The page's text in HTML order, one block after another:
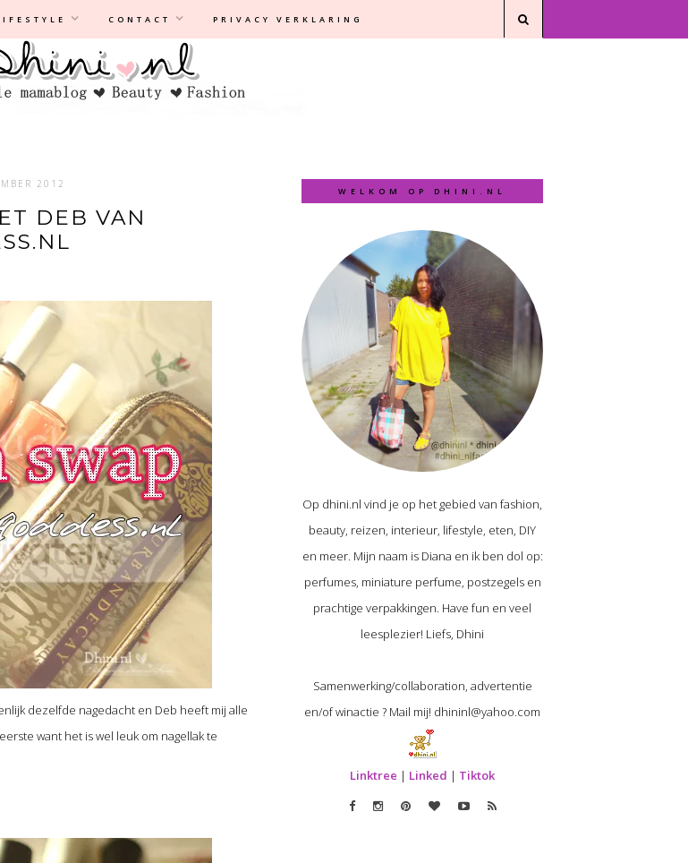
CONTACT PRIVACY VERKLARING
Privacyverklaring |Disclaimer
2012
DEB VAN
dezelfde nagedacht en Deb heeft mij alle
want het is wel leuk om nagellak te
WELKOM OP DHINI.NL
Op dhini.nl vind je op het gebied van fashion,
beauty, reizen, interieur, lifestyle, eten, DIY
en meer. Mijn naam is Diana en ik ben dol op:
perfumes, miniature perfume, postzegels en
prachtige verpakkingen. Have fun en veel
leesplezier! Liefs, Dhini
Samenwerking/collaboration, advertentie
en/of winactie ? Mail mij! dhininl@yahoo.com
Linktree | Linked | Tiktok